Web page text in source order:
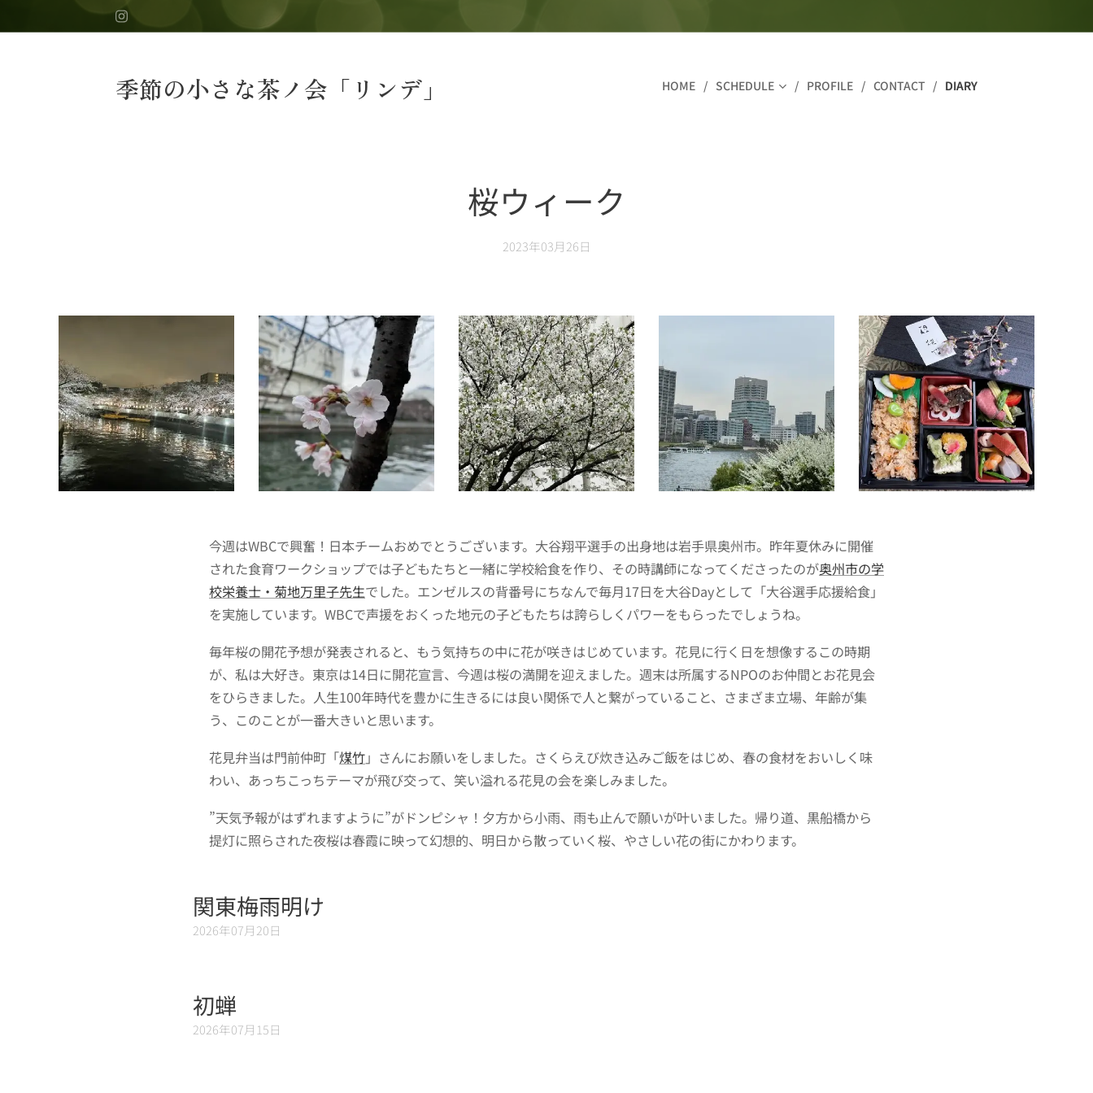
季節の小さな茶ノ会「リンデ」 HOME SCHEDULE PROFILE CONTACT DIARY
桜ウィーク
2023年03月26日
今週はWBCで興奮！日本チームおめでとうございます。 大谷翔平選手の出身地は岩手県奥州市。 昨年夏休みに開催
された食育ワークショップでは子どもたちと一緒に学校給食を作り、その時講師になってくださったのが奥州市の学
校栄養士・菊地万里子先生でした。エンゼルスの背番号にちなんで毎月17日を大谷Dayとして「大谷選手応援給食」
を実施しています。WBCで声援をおくった地元の子どもたちは誇らしくパワーをもらったでしょうね。
毎年桜の開花予想が発表されると、もう気持ちの中に花が咲きはじめています。花見に行く日を想像するこの時期
が、私は大好き。東京は14日に開花宣言、今週は桜の満開を迎えました。週末は所属するNPOのお仲間とお花見会
をひらきました。人生100年時代を豊かに生きるには良い関係で人と繋がっていること、さまざま立場、年齢が集
う、このことが一番大きいと思います。
花見弁当は門前仲町「煤竹」さんにお願いをしました。さくらえび炊き込みご飯をはじめ、春の食材をおいしく味
わい、あっちこっちテーマが飛び交って、笑い溢れる花見の会を楽しみました。
”天気予報がはずれますように”がドンピシャ！夕方から小雨、雨も止んで願いが叶いました。帰り道、黒船橋から
提灯に照らされた夜桜は春霞に映って幻想的、明日から散っていく桜、やさしい花の街にかわります。
関東梅雨明け
2026年07月20日
初蝉
2026年07月15日